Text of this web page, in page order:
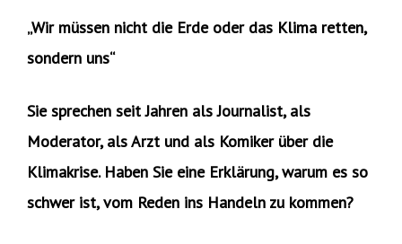
„Wir müssen nicht die Erde oder das Klima retten,
sondern uns“
Sie sprechen seit Jahren als Journalist, als
Moderator, als Arzt und als Komiker über die
Klimakrise. Haben Sie eine Erklärung, warum es so
schwer ist, vom Reden ins Handeln zu kommen?